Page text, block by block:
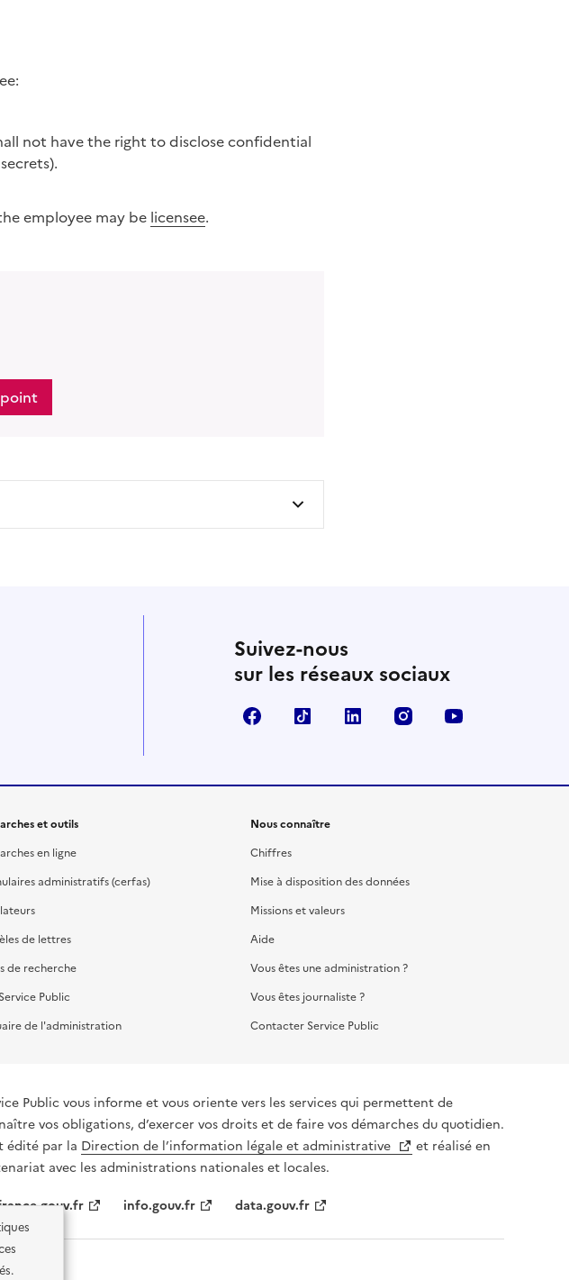
not have the right to disclose confidential
employee may be licensee.
Suivez-nous
sur les réseaux sociaux
FacebookTikTok LinkedIn Instagram
et outils
en ligne
administratifs (cerfas)
de lettres
de recherche
Public
de l'administration
Nous connaître
Chiffres
Mise à disposition des données
Missions et valeurs
Aide
Vous êtes une administration ?
Vous êtes journaliste ?
Contacter Service Public
Public vous informe et vous oriente vers les services qui permettent de
vos obligations, d’exercer vos droits et de faire vos démarches du quotidien.
édité par la Direction de l’information légale et administrative
et réalisé en
avec les administrations nationales et locales.
info.gouv.fr data.gouv.fr